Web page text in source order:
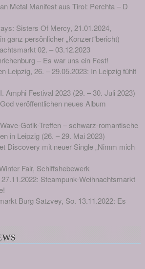
Metal Manifest aus Tirol: Perchta – D
Sisters Of Mercy, 21.01.2024,
ganz persönlicher „Konzert“bericht)
02. – 03.12.2023
– Es war uns ein Fest!
Leipzig, 26. – 29.05.2023: In Leipzig fühlt
Amphi Festival 2023 (29. – 30. Juli 2023)
veröffentlichen neues Album
Gotik-Treffen – schwarz-romantische
in Leipzig (26. – 29. Mai 2023)
Discovery mit neuer Single „Nimm mich
Fair, Schiffshebewerk
Steampunk-Weihnachtsmarkt
Burg Satzvey, So. 13.11.2022: Es